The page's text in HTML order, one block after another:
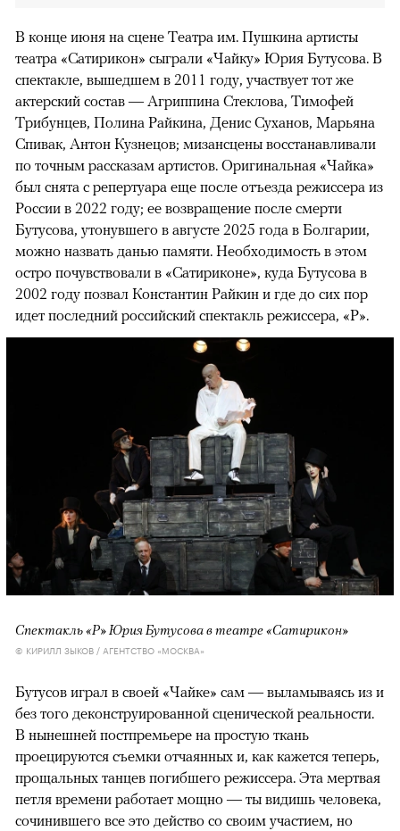
В конце июня на сцене Театра им. Пушкина артисты
театра «Сатирикон» сыграли «Чайку» Юрия Бутусова. В
спектакле, вышедшем в 2011 году, участвует тот же
актерский состав — Агриппина Стеклова, Тимофей
Трибунцев, Полина Райкина, Денис Суханов, Марьяна
Спивак, Антон Кузнецов; мизансцены восстанавливали
по точным рассказам артистов. Оригинальная «Чайка»
был снята с репертуара еще после отъезда режиссера из
России в 2022 году; ее возвращение после смерти
Бутусова, утонувшего в августе 2025 года в Болгарии,
можно назвать данью памяти. Необходимость в этом
остро почувствовали в «Сатириконе», куда Бутусова в
2002 году позвал Константин Райкин и где до сих пор
идет последний российский спектакль режиссера, «Р».
Спектакль «Р» Юрия Бутусова в театре «Сатирикон»
© КИРИЛЛ ЗЫКОВ / АГЕНТСТВО «МОСКВА»
Бутусов играл в своей «Чайке» сам — выламываясь из и
без того деконструированной сценической реальности.
В нынешней постпремьере на простую ткань
проецируются съемки отчаянных и, как кажется теперь,
прощальных танцев погибшего режиссера. Эта мертвая
петля времени работает мощно — ты видишь человека,
сочинившего все это действо со своим участием, но